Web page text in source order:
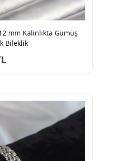
mm Kalınlıkta Gümüş
Bileklik